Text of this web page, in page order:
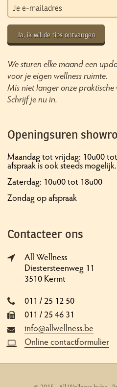
Ja, ik wil de tips ontvangen
We sturen elke maand een
voor je eigen wellness ruimte.
Mis niet langer onze praktische
Schrijf je nu in.
Openingsuren
Maandag tot vrijdag: 10u00
afspraak is ook steeds mogelijk.
Zaterdag: 10u00 tot 18u00
Zondag op afspraak
Contacteer ons
All Wellness
Diestersteenweg 11
3510 Kermt
011 / 25 12 50
011 / 25 46 31
info@allwellness.be
Online contactformulier